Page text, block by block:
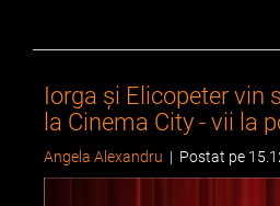
Iorga și Elicopeter vin
la Cinema City - vii la
Angela Alexandru | Postat pe